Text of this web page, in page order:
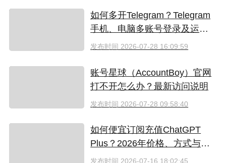
如何多开Telegram？Telegram
手机、电脑多账号登录及运营
指南
发布时间 2026-07-28 16:09:59
账号星球（AccountBoy）官网
打不开怎么办？最新访问说明
发布时间 2026-07-28 09:58:40
如何便宜订阅充值ChatGPT
Plus？2026年价格、方式与避
坑指南
发布时间 2026-07-16 18:02:45